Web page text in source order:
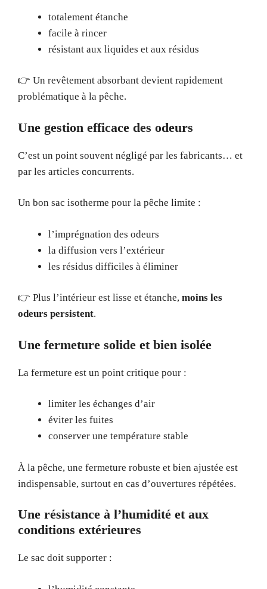
totalement étanche
facile à rincer
résistant aux liquides et aux résidus
👉 Un revêtement absorbant devient rapidement
problématique à la pêche.
Une gestion efficace des odeurs
C’est un point souvent négligé par les fabricants… et
par les articles concurrents.
Un bon sac isotherme pour la pêche limite :
l’imprégnation des odeurs
la diffusion vers l’extérieur
les résidus difficiles à éliminer
👉 Plus l’intérieur est lisse et étanche, moins les
odeurs persistent.
Une fermeture solide et bien isolée
La fermeture est un point critique pour :
limiter les échanges d’air
éviter les fuites
conserver une température stable
À la pêche, une fermeture robuste et bien ajustée est
indispensable, surtout en cas d’ouvertures répétées.
Une résistance à l’humidité et aux
conditions extérieures
Le sac doit supporter :